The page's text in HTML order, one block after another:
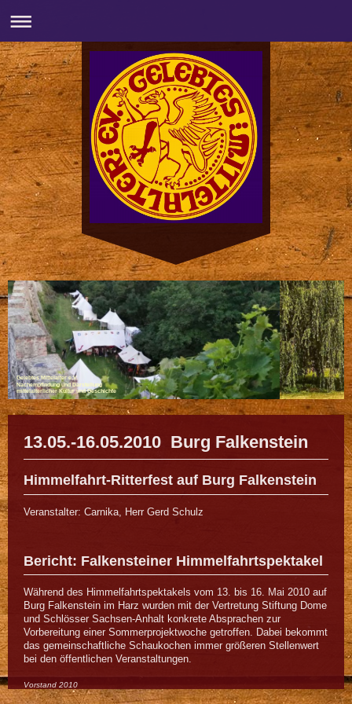
Gelebtes Mittelalter e.V.
Nachempfindung und Darstellung
mittelalterlicher Kultur und Geschichte
13.05.-16.05.2010 Burg Falkenstein
Himmelfahrt-Ritterfest auf Burg Falkenstein
Veranstalter: Carnika, Herr Gerd Schulz
Bericht: Falkensteiner Himmelfahrtspektakel
Während des Himmelfahrtspektakels vom 13. bis 16. Mai 2010 auf
Burg Falkenstein im Harz wurden mit der Vertretung Stiftung Dome
und Schlösser Sachsen-Anhalt konkrete Absprachen zur
Vorbereitung einer Sommerprojektwoche getroffen. Dabei bekommt
das gemeinschaftliche Schaukochen immer größeren Stellenwert
bei den öffentlichen Veranstaltungen.
Vorstand 2010